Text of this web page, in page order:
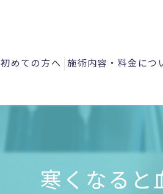
初めての方へ
よくある質問
施術内容・料金につ
一般施術メニュー
寒くなると